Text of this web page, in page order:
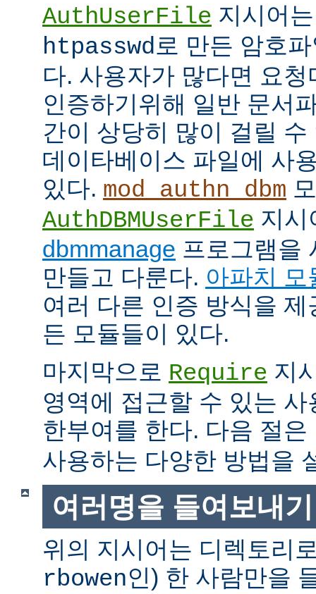
AuthUserFile 지시어
htpasswd 로 만든 암호
다. 사용자가 많다면 요
인증하기위해 일반 문서
간이 상당히 많이 걸릴
데이타베이스 파일에 사
있다. mod_authn_dbm
AuthDBMUserFile 지시
dbmmanage 프로그램을
만들고 다룬다. 아파치
여러 다른 인증 방식을
든 모듈들이 있다.
마지막으로 Require 지
영역에 접근할 수 있는
한부여를 한다. 다음 절은
사용하는 다양한 방법을
여러명을 들여보내기
위의 지시어는 디렉토리
rbowen인) 한 사람만을